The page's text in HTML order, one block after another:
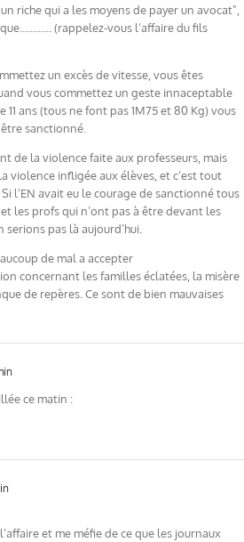
riche qui a les moyens de payer un avocat",
(rappelez-vous l’affaire du fils
un excès de vitesse, vous êtes
vous commettez un geste innaceptable
11 ans (tous ne font pas 1M75 et 80 Kg) vous
sanctionné.
de la violence faite aux professeurs, mais
violence infligée aux élèves, et c’est tout
l’EN avait eu le courage de sanctionné tous
les profs qui n’ont pas à être devant les
serions pas là aujourd’hui.
de mal a accepter
concernant les familles éclatées, la misère
de repères. Ce sont de bien mauvaises
ce matin :
et me méfie de ce que les journaux